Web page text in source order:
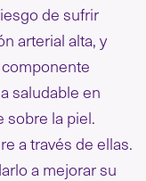
de sufrir
arterial alta, y
saludable en
sobre la piel.
a través de ellas.
a mejorar su